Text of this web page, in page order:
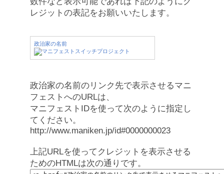
レジットの表記をお願いいたします。
政治家の名前
政治家の名前のリンク先で表示させるマニ
フェストへのURLは、
マニフェストIDを使って次のように指定し
てください。
http://www.maniken.jp/id#0000000023
上記URLを使ってクレジットを表示させる
ためのHTMLは次の通りです。